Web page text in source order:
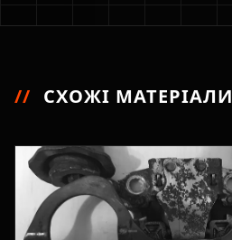
// СХОЖІ МАТЕРІАЛИ